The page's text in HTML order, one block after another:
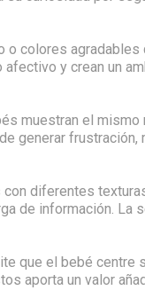
o colores agradables
y crean un
muestran el mismo
generar frustración,
diferentes
de información. La
que el bebé centre
aporta un valor